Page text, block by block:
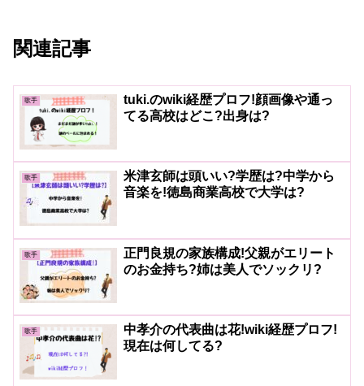
関連記事
歌手
tuki.のwiki経歴プロフ!顔画像や通っ
てる高校はどこ?出身は?
歌手
米津玄師は頭いい?学歴は?中学から
音楽を!徳島商業高校で大学は?
歌手
正門良規の家族構成!父親がエリート
のお金持ち?姉は美人でソックリ?
歌手
中孝介の代表曲は花!wiki経歴プロフ!
現在は何してる?